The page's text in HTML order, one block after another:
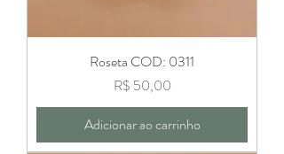
Roseta COD: 0311
Preço
R$ 50,00
Adicionar ao carrinho